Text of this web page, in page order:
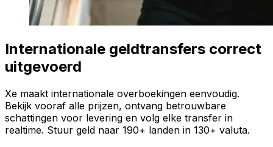
Internationale geldtransfers correct
uitgevoerd
Xe maakt internationale overboekingen eenvoudig.
Bekijk vooraf alle prijzen, ontvang betrouwbare
schattingen voor levering en volg elke transfer in
realtime. Stuur geld naar 190+ landen in 130+ valuta.